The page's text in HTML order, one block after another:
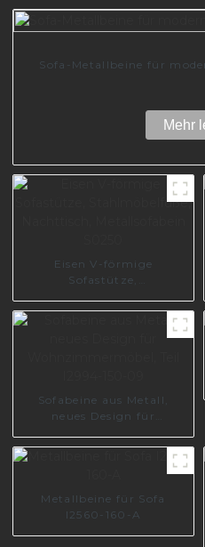
Sofa-Metallbeine für
Mehr
Eisen V-förmige
Sofastütze,
Nachttisch, Metallsofabein
Sofabeine aus Metall,
neues Design für
I2994-150-09
Metallbeine für Sofa
I2560-160-A